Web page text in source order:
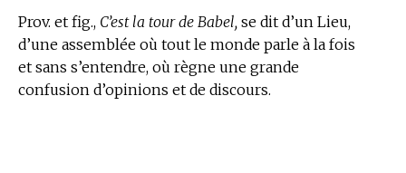
Prov. et fig., C’est la tour de Babel, se dit d’un Lieu,
d’une assemblée où tout le monde parle à la fois
et sans s’entendre, où règne une grande
confusion d’opinions et de discours.